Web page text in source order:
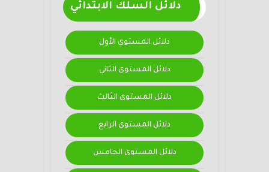
دلائل السلك الابتدائي
دلائل المستوى الأول
دلائل المستوى الثاني
دلائل المستوى الثالث
دلائل المستوى الرابع
دلائل المستوى الخامس